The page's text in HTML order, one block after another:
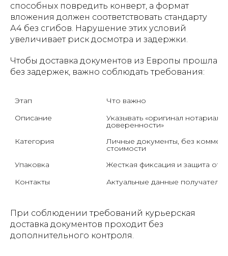
способных повредить конверт, а формат
вложения должен соответствовать стандарту
А4 без сгибов. Нарушение этих условий
увеличивает риск досмотра и задержки.
Чтобы доставка документов из Европы прошла
без задержек, важно соблюдать требования:
Этап
Описание
Указывать «оригинал
доверенности»
Категория
Личные документы, без
стоимости
Упаковка
Контакты
Актуальные данные получателя
При соблюдении требований курьерская
доставка документов проходит без
дополнительного контроля.